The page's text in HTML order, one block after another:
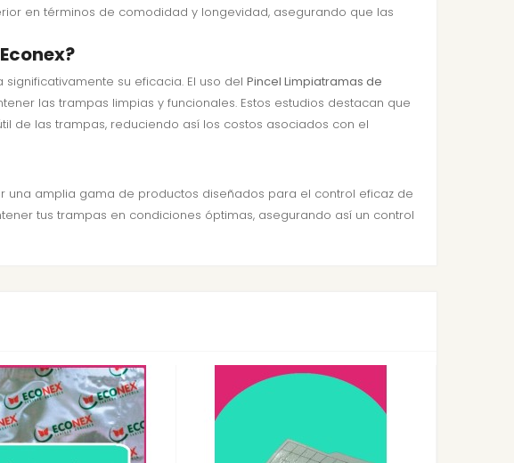
en términos de comodidad y longevidad, asegurando que las
su eficacia. El uso del Pincel Limpiatramas de
las trampas limpias y funcionales. Estos estudios destacan que
de las trampas, reduciendo así los costos asociados con el
una amplia gama de productos diseñados para el control eficaz de
tus trampas en condiciones óptimas, asegurando así un control